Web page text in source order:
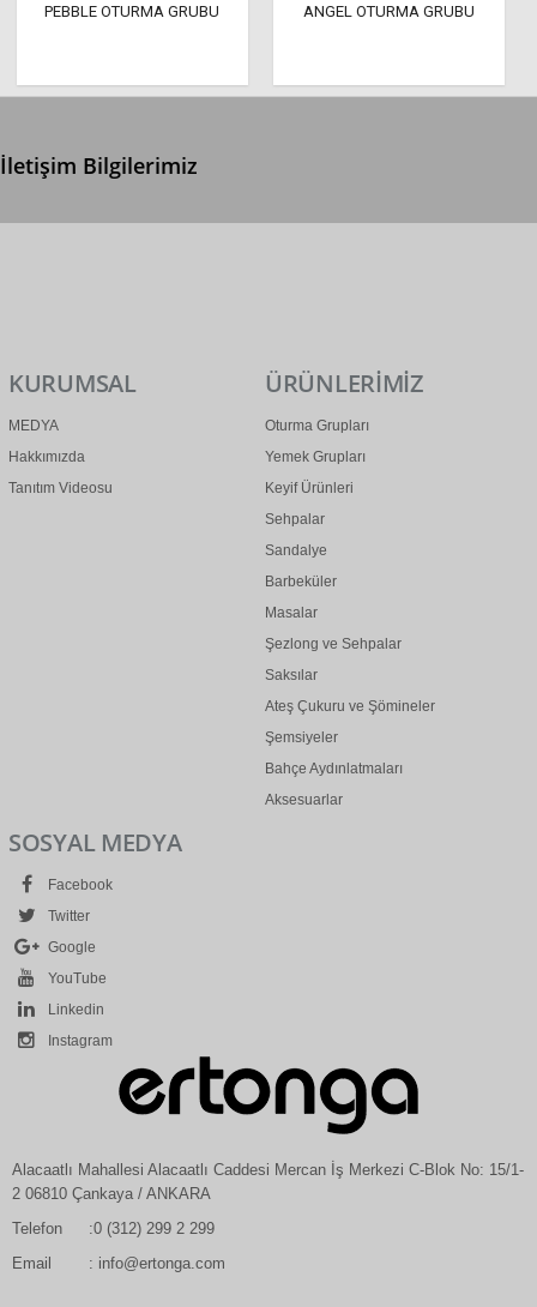
PEBBLE OTURMA GRUBU ANGEL OTURMA GRUBU
İletişim Bilgilerimiz
KURUMSAL
MEDYA
Hakkımızda
Tanıtım Videosu
ÜRÜNLERİMİZ
Oturma Grupları
Yemek Grupları
Keyif Ürünleri
Sehpalar
Sandalye
Barbeküler
Masalar
Şezlong ve Sehpalar
Saksılar
Ateş Çukuru ve Şömineler
Şemsiyeler
Bahçe Aydınlatmaları
Aksesuarlar
SOSYAL MEDYA
Facebook
Twitter
Google
YouTube
Linkedin
Instagram
Alacaatlı Mahallesi Alacaatlı Caddesi Mercan İş Merkezi C-Blok No: 15/1-
2 06810 Çankaya / ANKARA
Telefon
:0 (312) 299 2 299
Email
: info@ertonga.com